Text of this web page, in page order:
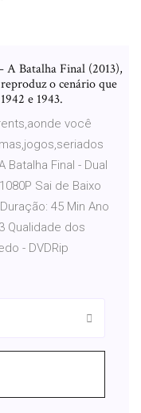
A Batalha Final (2013),
o cenário que
e 1943.
você
Batalha Final - Dual
Sai de Baixo
45 Min Ano
Qualidade dos
- DVDRip